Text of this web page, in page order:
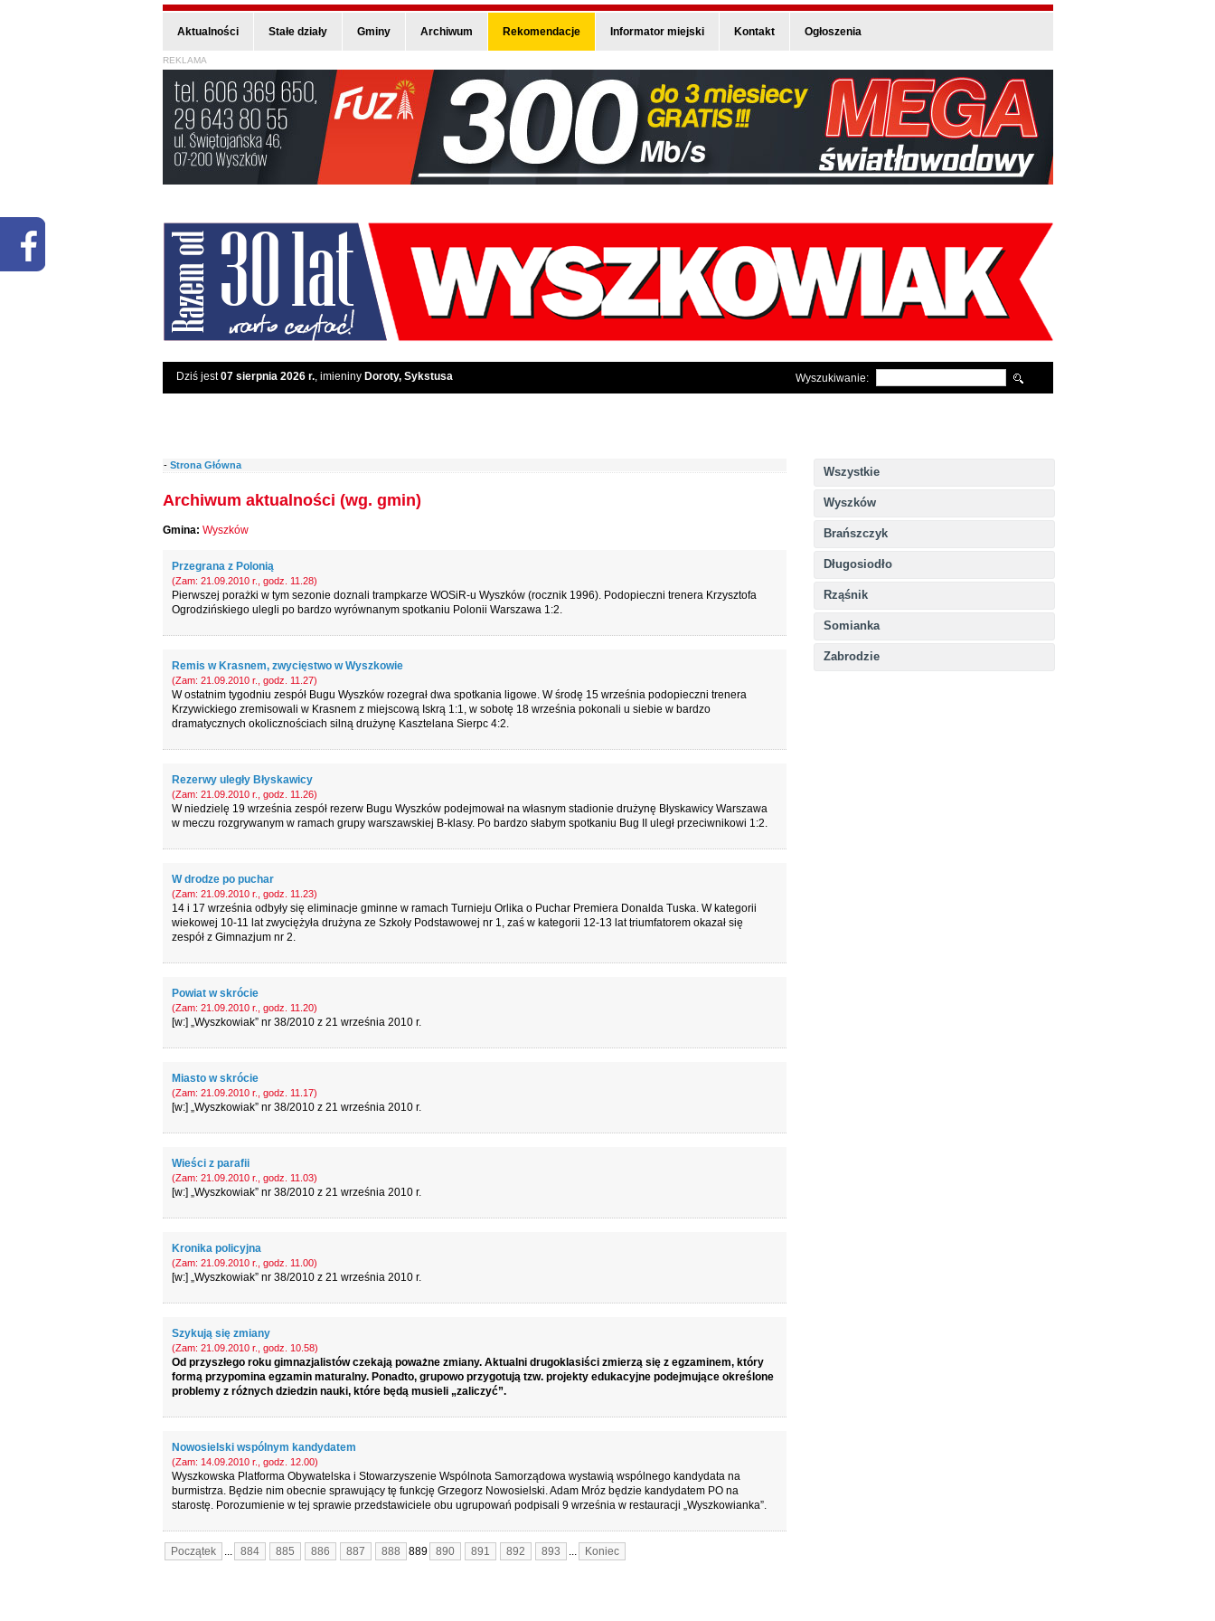
Aktualności Stałe działy Gminy Archiwum Rekomendacje Informator miejski Kontakt Ogłoszenia
REKLAMA
Dziś jest07 sierpnia 2026 r., imieniny Doroty, Sykstusa Wyszukiwanie:
Wszystkie
Wyszków
Brańszczyk
Długosiodło
Rząśnik
Somianka
Zabrodzie
- Strona Główna
Archiwum aktualności (wg. gmin)
Gmina: Wyszków
Przegrana z Polonią
(Zam: 21.09.2010 r., godz. 11.28)
Pierwszej porażki w tym sezonie doznali trampkarze WOSiR-u Wyszków (rocznik 1996). Podopieczni trenera Krzysztofa
Ogrodzińskiego ulegli po bardzo wyrównanym spotkaniu Polonii Warszawa 1:2.
Remis w Krasnem, zwycięstwo w Wyszkowie
(Zam: 21.09.2010 r., godz. 11.27)
W ostatnim tygodniu zespół Bugu Wyszków rozegrał dwa spotkania ligowe. W środę 15 września podopieczni trenera
Krzywickiego zremisowali w Krasnem z miejscową Iskrą 1:1, w sobotę 18 września pokonali u siebie w bardzo
dramatycznych okolicznościach silną drużynę Kasztelana Sierpc 4:2.
Rezerwy uległy Błyskawicy
(Zam: 21.09.2010 r., godz. 11.26)
W niedzielę 19 września zespół rezerw Bugu Wyszków podejmował na własnym stadionie drużynę Błyskawicy Warszawa
w meczu rozgrywanym w ramach grupy warszawskiej B-klasy. Po bardzo słabym spotkaniu Bug II uległ przeciwnikowi 1:2.
W drodze po puchar
(Zam: 21.09.2010 r., godz. 11.23)
14 i 17 września odbyły się eliminacje gminne w ramach Turnieju Orlika o Puchar Premiera Donalda Tuska. W kategorii
wiekowej 10-11 lat zwyciężyła drużyna ze Szkoły Podstawowej nr 1, zaś w kategorii 12-13 lat triumfatorem okazał się
zespół z Gimnazjum nr 2.
Powiat w skrócie
(Zam: 21.09.2010 r., godz. 11.20)
[w:] „Wyszkowiak” nr 38/2010 z 21 września 2010 r.
Miasto w skrócie
(Zam: 21.09.2010 r., godz. 11.17)
[w:] „Wyszkowiak” nr 38/2010 z 21 września 2010 r.
Wieści z parafii
(Zam: 21.09.2010 r., godz. 11.03)
[w:] „Wyszkowiak” nr 38/2010 z 21 września 2010 r.
Kronika policyjna
(Zam: 21.09.2010 r., godz. 11.00)
[w:] „Wyszkowiak” nr 38/2010 z 21 września 2010 r.
Szykują się zmiany
(Zam: 21.09.2010 r., godz. 10.58)
Od przyszłego roku gimnazjalistów czekają poważne zmiany. Aktualni drugoklasiści zmierzą się z egzaminem, który
formą przypomina egzamin maturalny. Ponadto, grupowo przygotują tzw. projekty edukacyjne podejmujące określone
problemy z różnych dziedzin nauki, które będą musieli „zaliczyć”.
Nowosielski wspólnym kandydatem
(Zam: 14.09.2010 r., godz. 12.00)
Wyszkowska Platforma Obywatelska i Stowarzyszenie Wspólnota Samorządowa wystawią wspólnego kandydata na
burmistrza. Będzie nim obecnie sprawujący tę funkcję Grzegorz Nowosielski. Adam Mróz będzie kandydatem PO na
starostę. Porozumienie w tej sprawie przedstawiciele obu ugrupowań podpisali 9 września w restauracji „Wyszkowianka”.
Początek ... 884 885 886 887 888 889 890 891 892 893 ... Koniec